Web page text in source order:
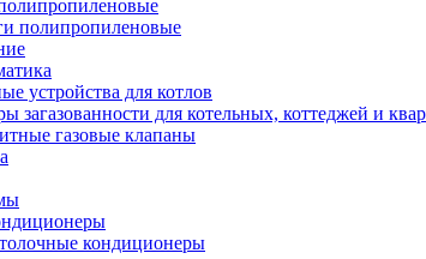
полипропиленовые
устройства для котлов
загазованности для котельных, коттеджей и
газовые клапаны
кондиционеры